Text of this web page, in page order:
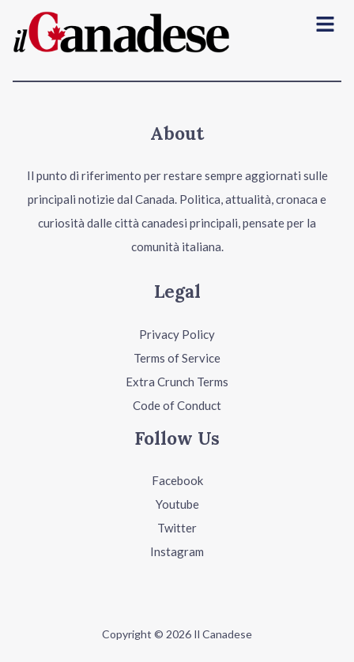
Menu
About
Il punto di riferimento per restare sempre aggiornati sulle
principali notizie dal Canada. Politica, attualità, cronaca e
curiosità dalle città canadesi principali, pensate per la
comunità italiana.
Legal
Privacy Policy
Terms of Service
Extra Crunch Terms
Code of Conduct
Follow Us
Facebook
Youtube
Twitter
Instagram
Copyright © 2026 Il Canadese